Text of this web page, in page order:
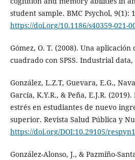
student sample. BMC Psychol, 9(1):
https://doi.org/10.1186/s40359-021-
Gómez, O. T. (2008). Una
cuadrado con SPSS. Industrial data,
González, L.Z.T, Guevara, E.G.,
García, K.Y.R., & Peña, E.J.R.
estrés en estudiantes de nuevo
superior. Revista Salud Pública y
https://doi.org/DOI:10.29105/
González-Alonso, J., & Pazmiño-